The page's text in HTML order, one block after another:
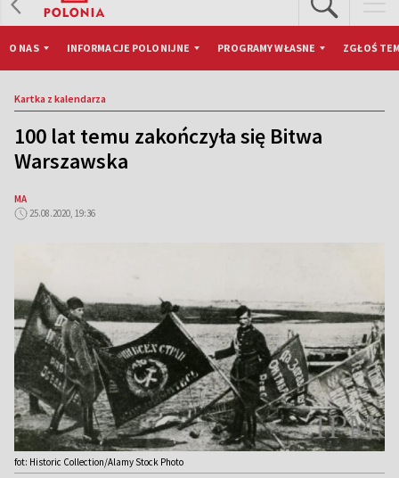
O NAS INFORMACJE POLONIJNE PROGRAMY WŁASNE ZGŁOŚ
Kartka z kalendarza
100 lat temu zakończyła się Bitwa
Warszawska
MA
25.08.2020, 19:36
fot: Historic Collection/Alamy Stock Photo